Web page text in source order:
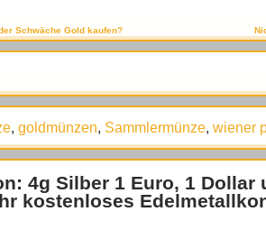
Schwäche Gold kaufen?
, goldmünzen, Sammlermünze, wiener
4g Silber 1 Euro, 1 Dollar
kostenloses